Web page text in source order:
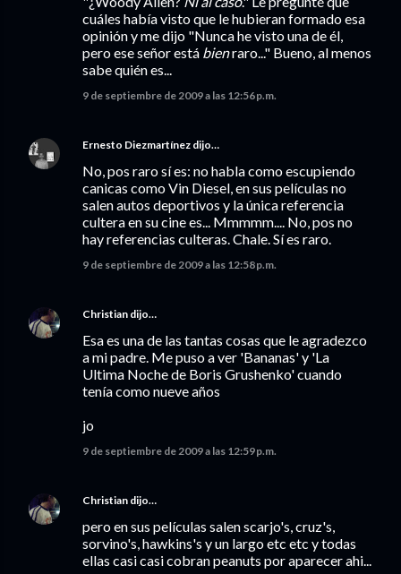
cuáles había visto que le hubieran formado esa
opinión y me dijo "Nunca he visto una de él,
pero ese señor está bienraro..." Bueno, al menos
sabe quién es...
9 de septiembre de 2009 a las 12:56 p.m.
Ernesto Diezmartínez dijo…
No, pos raro sí es: no habla como escupiendo
canicas como Vin Diesel, en sus películas no
salen autos deportivos y la única referencia
cultera en su cine es... Mmmmm.... No, pos no
hay referencias culteras. Chale. Sí es raro.
9 de septiembre de 2009 a las 12:58 p.m.
Christian dijo…
Esa es una de las tantas cosas que le agradezco
a mi padre. Me puso a ver 'Bananas' y 'La
Ultima Noche de Boris Grushenko' cuando
tenía como nueve años
jo
9 de septiembre de 2009 a las 12:59 p.m.
Christian dijo…
pero en sus películas salen scarjo's, cruz's,
sorvino's, hawkins's y un largo etc etc y todas
ellas casi casi cobran peanuts por aparecer ahi...